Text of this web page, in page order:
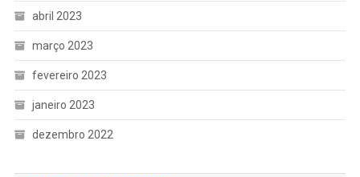
abril 2023
março 2023
fevereiro 2023
janeiro 2023
dezembro 2022